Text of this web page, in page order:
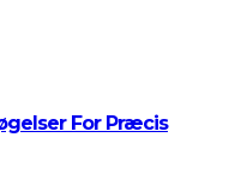
For Præcis